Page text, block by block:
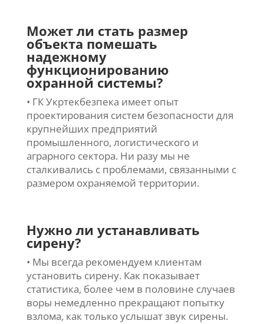
Может ли стать размер
объекта помешать
надежному
функционированию
охранной системы?
• ГК Укртекбезпека имеет опыт
проектирования систем безопасности для
крупнейших предприятий
промышленного, логистического и
аграрного сектора. Ни разу мы не
сталкивались с проблемами, связанными с
размером охраняемой территории.
Нужно ли устанавливать
сирену?
• Мы всегда рекомендуем клиентам
установить сирену. Как показывает
статистика, более чем в половине случаев
воры немедленно прекращают попытку
взлома, как только услышат звук сирены.